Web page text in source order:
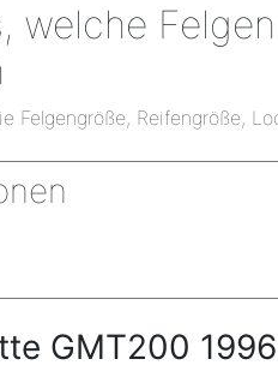
welche
Felgengröße, Reifengröße,
GMT200